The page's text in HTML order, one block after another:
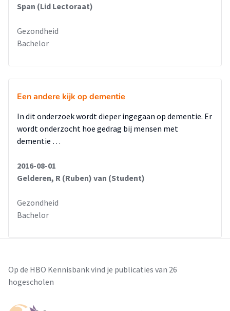
Span (Lid Lectoraat)
Gezondheid
Bachelor
Een andere kijk op dementie
In dit onderzoek wordt dieper ingegaan op dementie. Er
wordt onderzocht hoe gedrag bij mensen met
dementie …
2016-08-01
Gelderen, R (Ruben) van (Student)
Gezondheid
Bachelor
Op de HBO Kennisbank vind je publicaties van 26
hogescholen